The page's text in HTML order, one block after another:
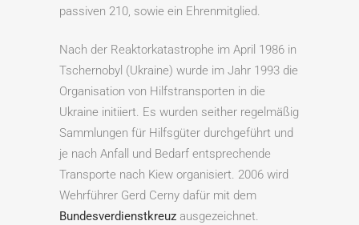
passiven 210, sowie ein Ehrenmitglied.
Nach der Reaktorkatastrophe im April 1986 in
Tschernobyl (Ukraine) wurde im Jahr 1993 die
Organisation von Hilfstransporten in die
Ukraine initiiert. Es wurden seither regelmäßig
Sammlungen für Hilfsgüter durchgeführt und
je nach Anfall und Bedarf entsprechende
Transporte nach Kiew organisiert. 2006 wird
Wehrführer Gerd Cerny dafür mit dem
Bundesverdienstkreuz ausgezeichnet.